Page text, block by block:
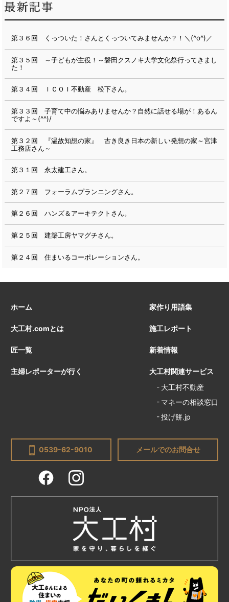
第３６回 くっついた！さんとくっついてみませんか？！＼(^o^)／
第３５回 ～子どもが主役！～磐田クスノキ大学文化祭行ってきまし
た！
第３４回 ＩＣＯＩ不動産 松下さん。
第３３回 子育て中の悩みありませんか？自然に話せる場が！あるん
ですよ～(^^)/
第３２回 『温故知想の家』 古き良き日本の新しい発想の家～宮津
工務店さん～
第３１回 永太建工さん。
第２７回 フォーラムプランニングさん。
第２６回 ハンズ＆アーキテクトさん。
第２５回 建築工房ヤマグチさん。
第２４回 住まいるコーポレーションさん。
ホーム
大工村.comとは
匠一覧
主婦レポーターが行く
家作り用語集
施工レポート
新着情報
大工村関連サービス
大工村不動産
マネーの相談窓口
投げ餅.jp
0539-62-9010 メールでのお問合せ